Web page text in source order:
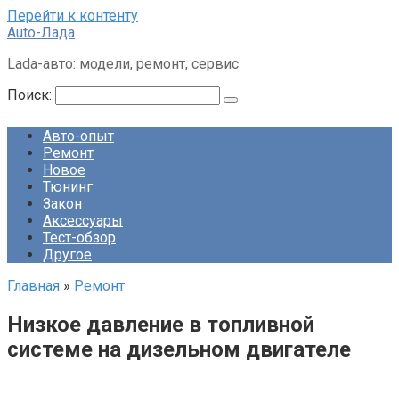
Перейти к контенту
Auto-Лада
Lada-авто: модели, ремонт, сервис
Поиск:
Авто-опыт
Ремонт
Новое
Тюнинг
Закон
Аксессуары
Тест-обзор
Другое
Главная » Ремонт
Низкое давление в топливной
системе на дизельном двигателе